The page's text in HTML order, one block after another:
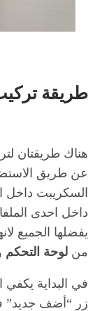
طريقة
هناك طريقتان
عن طريق
السكريبت داخل
داخل احدى
يفضلها الجميع
من لوحة التحكم
في البداية
زر “أضف جديد”